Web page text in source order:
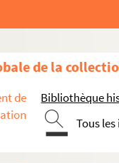
de la
de
Bibliothèque
Tous
(années 1930-1940)